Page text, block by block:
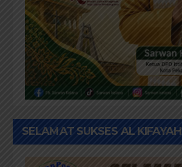
SELAMAT SUKSES AL KIFAYAH